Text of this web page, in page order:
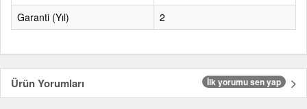
Garanti (Yıl)
2
Ürün Yorumları İlk yorumu sen yap